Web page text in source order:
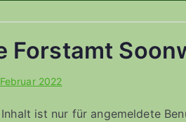
Forstamt
2022
ist nur für angemeldete